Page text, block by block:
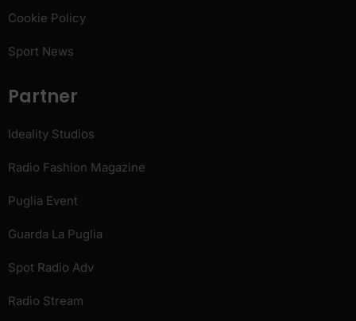
Cookie Policy
Sport News
Partner
Ideality Studios
Radio Fashion Magazine
Puglia Event
Guarda La Puglia
Spot Radio Adv
Radio Stream